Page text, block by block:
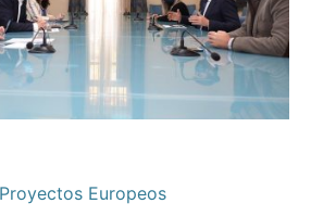
Proyectos Europeos